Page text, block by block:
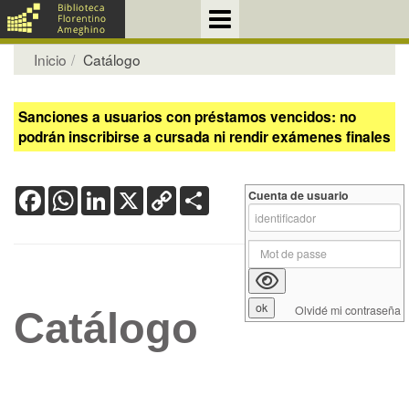
Inicio Catálogo
Sanciones a usuarios con préstamos vencidos: no
podrán inscribirse a cursada ni rendir exámenes finales
FacebookWhatsApp
LinkedIn
X Copy
Link
Catálogo
Cuenta de usuario
Olvidé mi contraseña